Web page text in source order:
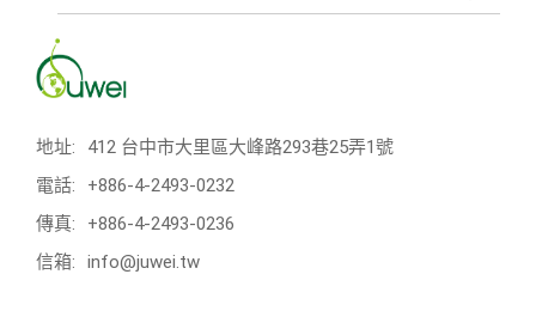
地址:
412 台中市大里區大峰路293巷25弄1號
電話:
+886-4-2493-0232
傳真:
+886-4-2493-0236
信箱:
info@juwei.tw